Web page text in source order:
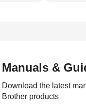
Manuals &
Download the latest
Brother products